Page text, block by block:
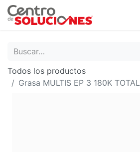
Todos los productos
Grasa MULTIS EP 3 180K TOTAL